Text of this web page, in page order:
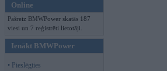
Online
Pašreiz BMWPower skatās 187
viesi un 7 reģistrēti lietotāji.
Ienākt BMWPower
• Pieslēgties